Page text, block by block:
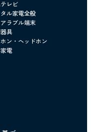
レビ
ル家電全般
ラブル端末
具
ン・ヘッドホン
電